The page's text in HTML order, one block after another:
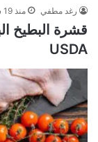
رغد مطفي منذ 19 ساعة
قشرة البطيخ
USDA